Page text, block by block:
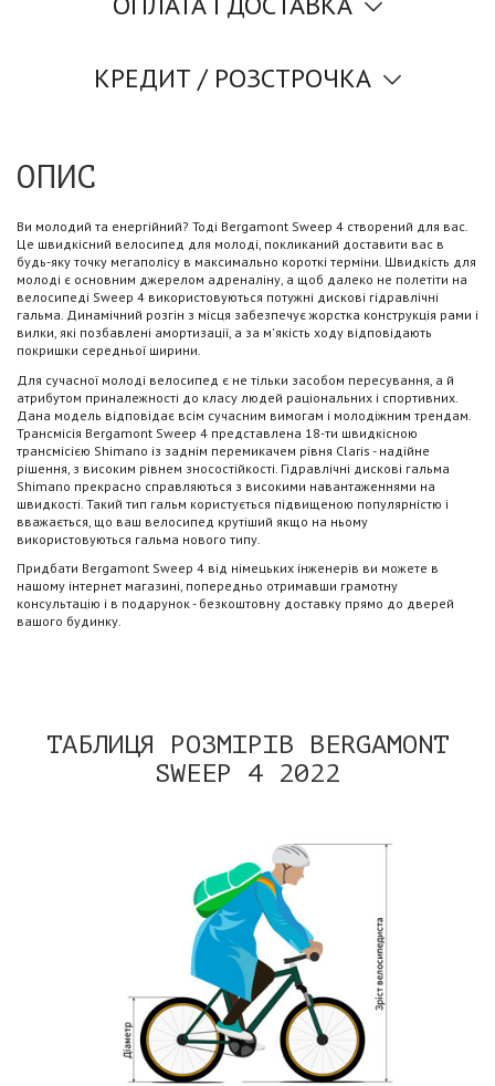
КРЕДИТ / РОЗСТРОЧКА
ОПИС
Ви молодий та енергійний? Тоді Bergamont Sweep 4 створений для вас.
Це швидкісний велосипед для молоді, покликаний доставити вас в
будь-яку точку мегаполісу в максимально короткі терміни. Швидкість для
молоді є основним джерелом адреналіну, а щоб далеко не полетіти на
велосипеді Sweep 4 використовуються потужні дискові гідравлічні
гальма. Динамічний розгін з місця забезпечує жорстка конструкція рами і
вилки, які позбавлені амортизації, а за м'якість ходу відповідають
покришки середньої ширини.
Для сучасної молоді велосипед є не тільки засобом пересування, а й
атрибутом приналежності до класу людей раціональних і спортивних.
Дана модель відповідає всім сучасним вимогам і молодіжним трендам.
Трансмісія Bergamont Sweep 4 представлена ​​18-ти швидкісною
трансмісією Shimano із заднім перемикачем рівня Claris - надійне
рішення, з високим рівнем зносостійкості. Гідравлічні дискові гальма
Shimano прекрасно справляються з високими навантаженнями на
швидкості. Такий тип гальм користується підвищеною популярністю і
вважається, що ваш велосипед крутіший якщо на ньому
використовуються гальма нового типу.
Придбати Bergamont Sweep 4 від німецьких інженерів ви можете в
нашому інтернет магазині, попередньо отримавши грамотну
консультацію і в подарунок - безкоштовну доставку прямо до дверей
вашого будинку.
ТАБЛИЦЯ РОЗМІРІВ BERGAMONT
SWEEP 4 2022